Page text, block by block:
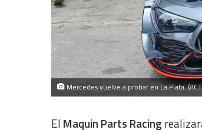
Mercedes vuelve a probar en La Plata.
El Maquin Parts Racing